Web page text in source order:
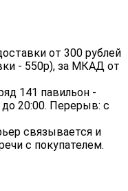
от 300 рублей
- 550р), за МКАД от
141 павильон -
20:00. Перерыв: с
связывается и
с покупателем.